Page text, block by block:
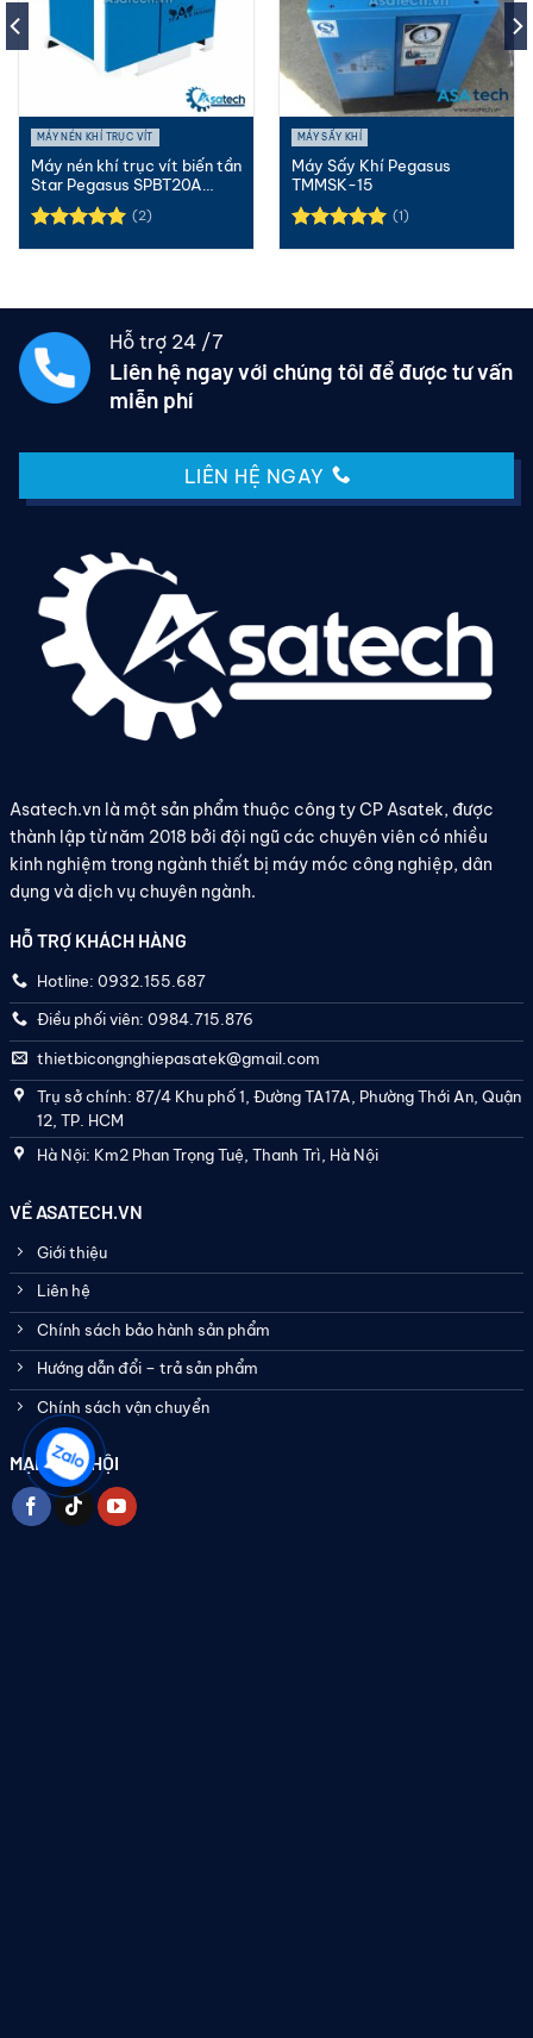
MÁY NÉN KHÍ TRỤC VÍT
Máy nén khí trục vít biến tần
Star Pegasus SPBT20A
20HP(15KW)
(2)
MÁY SẤY KHÍ
Máy Sấy Khí Pegasus
TMMSK-15
(1)
Hỗ trợ 24 /7
Liên hệ ngay với chúng tôi để được tư vấn
miễn phí
LIÊN HỆ NGAY
Asatech.vn là một sản phẩm thuộc công ty CP Asatek, được
thành lập từ năm 2018 bởi đội ngũ các chuyên viên có nhiều
kinh nghiệm trong ngành thiết bị máy móc công nghiệp, dân
dụng và dịch vụ chuyên ngành.
HỖ TRỢ KHÁCH HÀNG
Hotline: 0932.155.687
Điều phối viên: 0984.715.876
thietbicongnghiepasatek@gmail.com
Trụ sở chính: 87/4 Khu phố 1, Đường TA17A, Phường Thới An, Quận
12, TP. HCM
Hà Nội: Km2 Phan Trọng Tuệ, Thanh Trì, Hà Nội
VỀ ASATECH.VN
Giới thiệu
Liên hệ
Chính sách bảo hành sản phẩm
Hướng dẫn đổi – trả sản phẩm
Chính sách vận chuyển
MẠNG XÃ HỘI